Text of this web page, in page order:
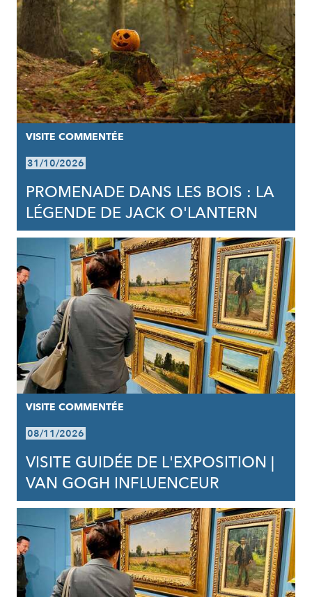
VISITE COMMENTÉE
31/10/2026
PROMENADE DANS LES BOIS : LA
LÉGENDE DE JACK O'LANTERN
VISITE COMMENTÉE
08/11/2026
VISITE GUIDÉE DE L'EXPOSITION |
VAN GOGH INFLUENCEUR